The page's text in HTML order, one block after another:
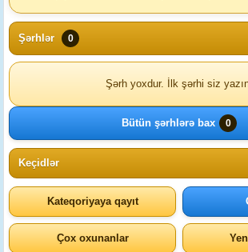
Şərhlər 0
Şərh yoxdur. İlk şərhi siz
Bütün şərhlərə bax 0
Keçidlər
Kateqoriyaya qayıt
Çox oxunanlar